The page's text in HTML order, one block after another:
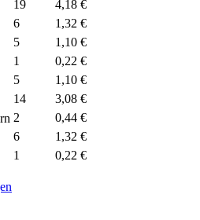
19
4,18 €
6
1,32 €
5
1,10 €
1
0,22 €
5
1,10 €
14
3,08 €
2
0,44 €
6
1,32 €
1
0,22 €